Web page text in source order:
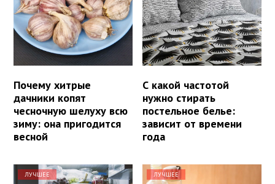
Почему хитрые
дачники копят
чесночную шелуху всю
зиму: она пригодится
весной
С какой частотой
нужно стирать
постельное белье:
зависит от времени
года
ЛУЧШЕЕ ЛУЧШЕЕ